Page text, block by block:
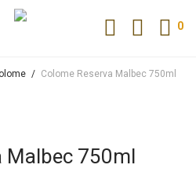
0
/ Colome Reserva Malbec 750ml
Malbec 750ml